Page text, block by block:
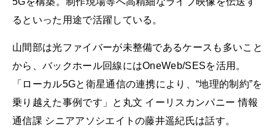
るといった用途で活躍している。
山間部は光ファイバーが未整備であるケースも多いこと
から、バックホール回線にはOneWeb/SESを活用。
「ローカル5Gと衛星通信の連携により、“地理的制約”を
乗り越えた事例です」と丸文 イーリスカンパニー 情報
通信課 シニアアソシエイトの藤井遥紀氏は話す。